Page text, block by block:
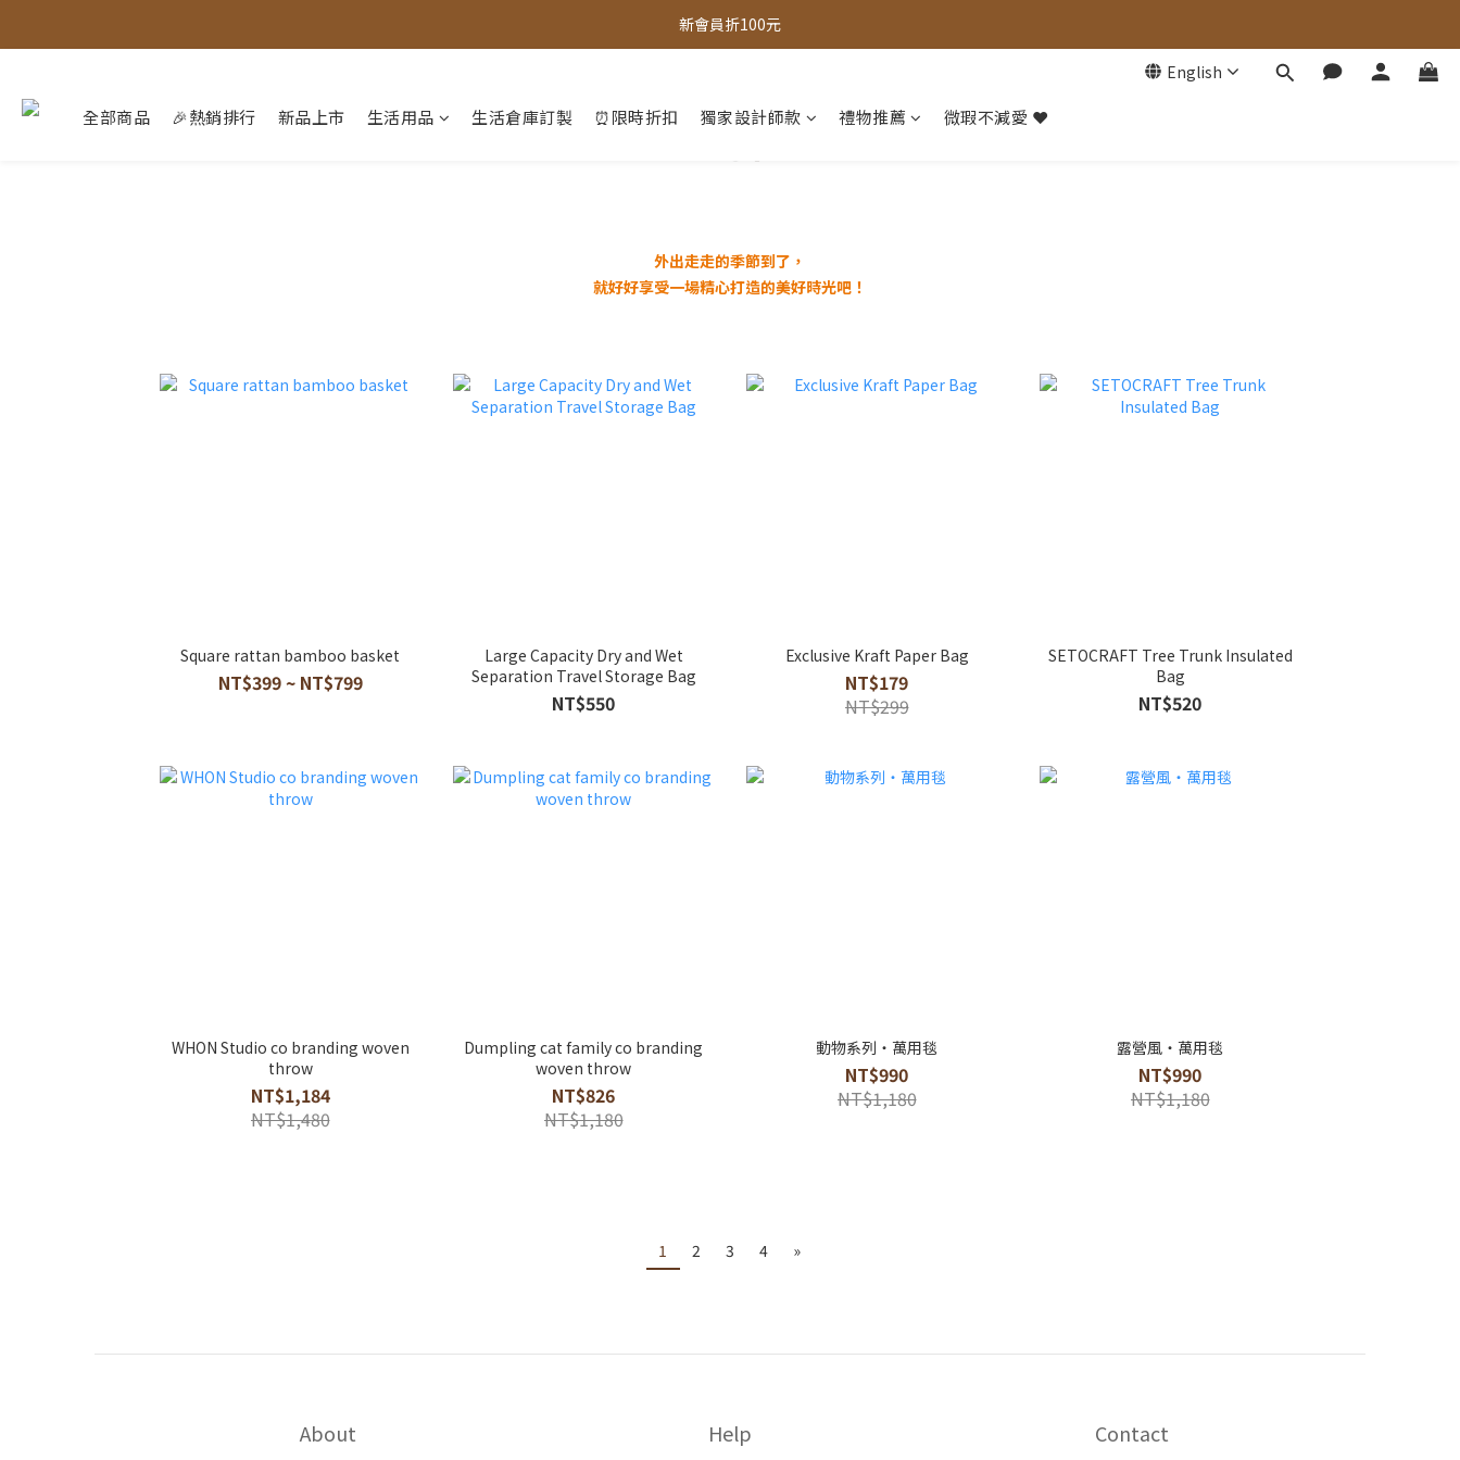
全館，滿888超取免運｜滿1500宅配免運
新會員折100元
全館，滿888超取免運｜滿1500宅配免運
English
全部商品 🎉熱銷排行 新品上市 生活用品 生活倉庫訂製 ⏰限時折扣 獨家設計師款 禮物推薦 微瑕不減愛 ❤️
外出走走的季節到了，
就好好享受一場精心打造的美好時光吧！
Square rattan bamboo basket
NT$399 ~ NT$799
Large Capacity Dry and Wet
Separation Travel Storage Bag
NT$550
Exclusive Kraft Paper Bag
NT$179
NT$299
SETOCRAFT Tree Trunk Insulated
Bag
NT$520
WHON Studio co branding woven
throw
NT$1,184
NT$1,480
Dumpling cat family co branding
woven throw
NT$826
NT$1,180
動物系列・萬用毯
NT$990
NT$1,180
露營風・萬用毯
NT$990
NT$1,180
1 2 3 4 »
About Help Contact